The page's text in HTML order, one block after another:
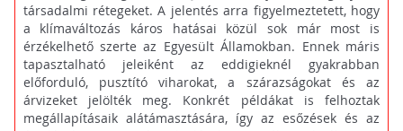
társadalmi rétegeket. A jelentés arra figyelmeztetett, hogy
a klímaváltozás káros hatásai közül sok már most is
érzékelhető szerte az Egyesült Államokban. Ennek máris
tapasztalható jeleiként az eddigieknél gyakrabban
előforduló, pusztító viharokat, a szárazságokat és az
árvizeket jelölték meg. Konkrét példákat is felhoztak
megállapításaik alátámasztására, így az esőzések és az